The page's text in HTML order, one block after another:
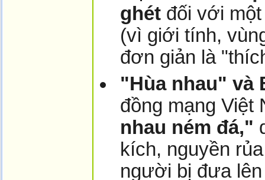
ghét đối với
(vì giới tính,
đơn giản là
"Hùa nhau" và
đồng mạng Việt
nhau ném đá,"
kích, nguyền
người bị đưa